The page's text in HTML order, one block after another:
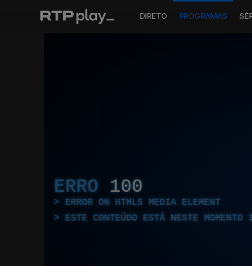
DIRETO PROGRAMAS
ERRO 100
ERROR ON HTML5 MEDIA ELEMENT
ESTE CONTEÚDO ESTÁ NESTE